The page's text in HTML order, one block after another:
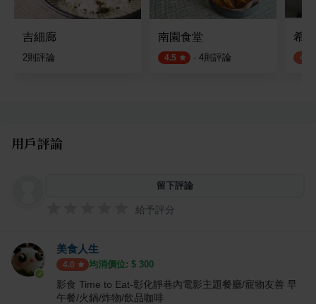
吉細廊
2則評論
南園食堂
4.5 · 4則評論
希
4.0
用戶評論
留下評論
給予評分
美食人生
4.0 均消價位: $ 300
影食 Time to Eat-彰化靜巷內電影主題餐廳/寵物友善 早
午餐/火鍋/炸物/飲品咖啡